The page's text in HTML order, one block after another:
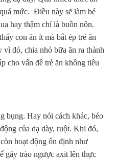
mức. Điều này sẽ làm bé
hay thậm chí là buồn nôn.
con ăn ít mà bắt ép trẻ ăn
đó, chia nhỏ bữa ăn ra thành
cho vấn đề trẻ ăn không tiêu
bụng. Hay nói cách khác, béo
của dạ dày, ruột. Khi đó,
hoạt động ổn định như
gây trào ngược axit lên thực